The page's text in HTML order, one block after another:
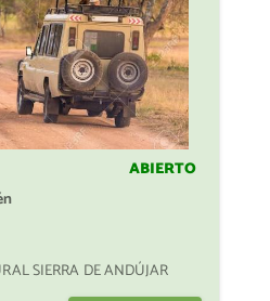
ABIERTO
SIERRA DE ANDÚJAR